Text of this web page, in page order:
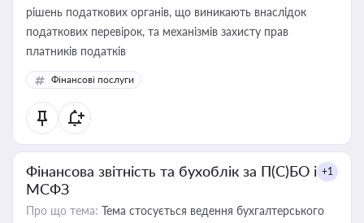
рішень податкових органів, що виникають внаслідок
податкових перевірок, та механізмів захисту прав
платників податків
Фінансові послуги
Фінансова звітність та бухоблік за П(С)БО і
МСФЗ
+1
Про що тема: Тема стосується ведення бухгалтерського